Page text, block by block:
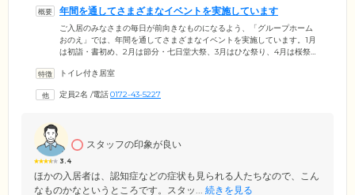
年間を通してさまざまなイベントを実施しています
ご入居のみなさまの毎日が前向きなものになるよう、「グループホーム
おのえ」では、年間を通してさまざまなイベントを実施しています。1月
は初詣・書初め、2月は節分・七日堂大祭、3月はひな祭り、4月は桜祭
力です。6月には盆栽祭り、7月は七夕祭り、8月は地域の夏祭りに参加す
賀神社大祭・十五夜、10月には運動会、11月は市民文化祭・紅葉、12月は
トイレ付き居室
定員2名 /電話0172-43-5227
3.4
スタッフの印象が良い
ほかの入居者は、認知症などの症状も見られる人たちなので、こん
なものかなというところです。スタッ... 続きを見る